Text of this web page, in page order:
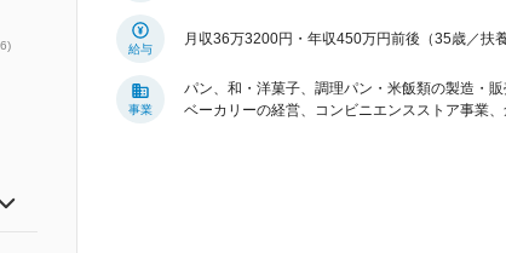
) 給与
月収36万3200円・年収450万円前後（35歳／扶
事業
パン、和・洋菓子、調理パン・米飯類の製造・販
ベーカリーの経営、コンビニエンスストア事業、